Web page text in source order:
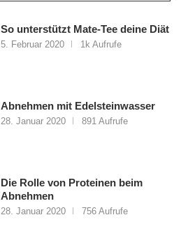
So unterstützt Mate-Tee deine Diät
5. Februar 2020 1k Aufrufe
Abnehmen mit Edelsteinwasser
28. Januar 2020 891 Aufrufe
Die Rolle von Proteinen beim
Abnehmen
28. Januar 2020 756 Aufrufe